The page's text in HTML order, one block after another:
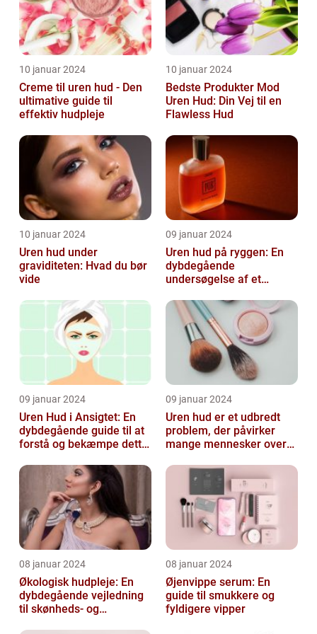
10 januar 2024
Creme til uren hud - Den
ultimative guide til
effektiv hudpleje
10 januar 2024
Bedste Produkter Mod
Uren Hud: Din Vej til en
Flawless Hud
10 januar 2024
Uren hud under
graviditeten: Hvad du bør
vide
09 januar 2024
Uren hud på ryggen: En
dybdegående
undersøgelse af et
undertiden overset
skønhedspr...
09 januar 2024
Uren Hud i Ansigtet: En
dybdegående guide til at
forstå og bekæmpe dette
09 januar 2024
Uren hud er et udbredt
problem, der påvirker
mange mennesker over
08 januar 2024
Økologisk hudpleje: En
dybdegående vejledning
til skønheds- og
08 januar 2024
Øjenvippe serum: En
guide til smukkere og
fyldigere vipper